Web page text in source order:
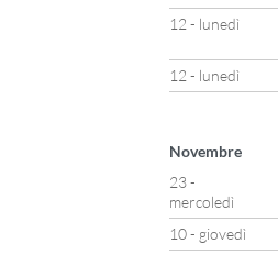
12 - lunedì
12 - lunedì
Novembre
23 -
mercoledì
10 - giovedì